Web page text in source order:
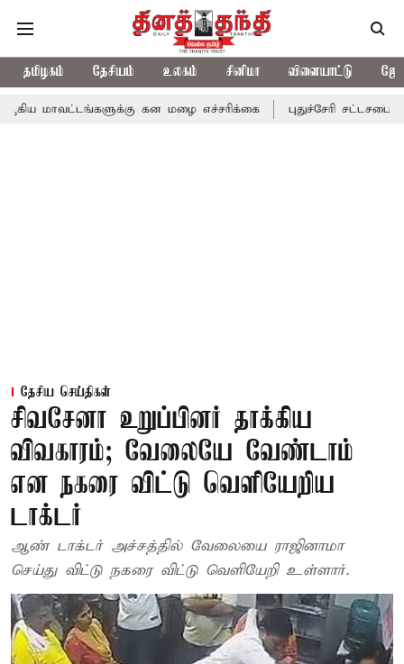
தமிழகம் தேசியம் உலகம் சினிமா விளையாட்டு
கன மழை எச்சரிக்கை புதுச்சேரி சட்டசபையில் வரும்
தேசிய செய்திகள்
சிவசேனா உறுப்பினர் தாக்கிய
விவகாரம்; வேலையே வேண்டாம்
என நகரை விட்டு வெளியேறிய
டாக்டர்
ஆண் டாக்டர் அச்சத்தில் வேலையை ராஜினாமா
செய்து விட்டு நகரை விட்டு வெளியேறி உள்ளார்.